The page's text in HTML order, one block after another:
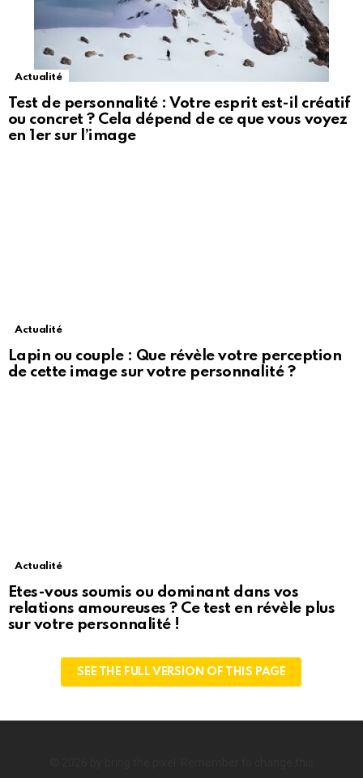
Actualité
Test de personnalité : Votre esprit est-il créatif
ou concret ? Cela dépend de ce que vous voyez
en 1er sur l’image
Actualité
Lapin ou couple : Que révèle votre perception
de cette image sur votre personnalité ?
Actualité
Etes-vous soumis ou dominant dans vos
relations amoureuses ? Ce test en révèle plus
sur votre personnalité !
SEE THE FULL VERSION OF THIS PAGE